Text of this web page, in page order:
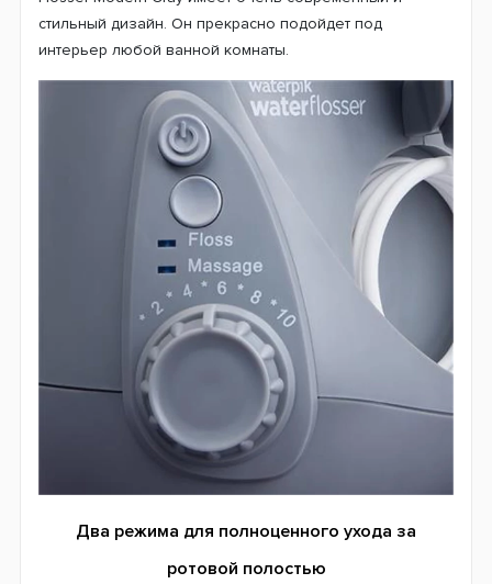
стильный дизайн. Он прекрасно подойдет под
интерьер любой ванной комнаты.
Два режима для полноценного ухода за
ротовой полостью